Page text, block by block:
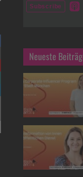
Neueste